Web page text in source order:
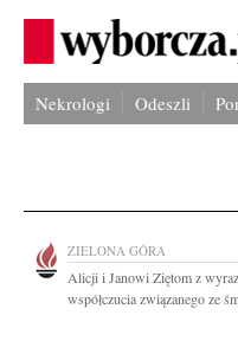
Nekrologi Odeszli
ZIELONA GÓRA
Alicji i Janowi Ziętom z
współczucia związanego ze